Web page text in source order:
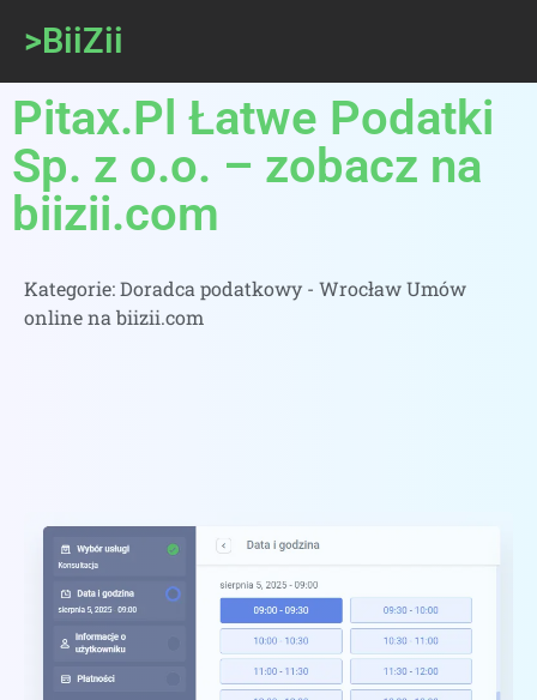
>BiiZii
Pitax.Pl Łatwe Podatki
Sp. z o.o. – zobacz na
biizii.com
Kategorie:Doradca podatkowy - Wrocław Umów
online na biizii.com